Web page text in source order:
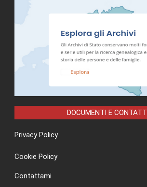
DOCUMENTI E CONTATTI
Privacy Policy
Cookie Policy
Contattami